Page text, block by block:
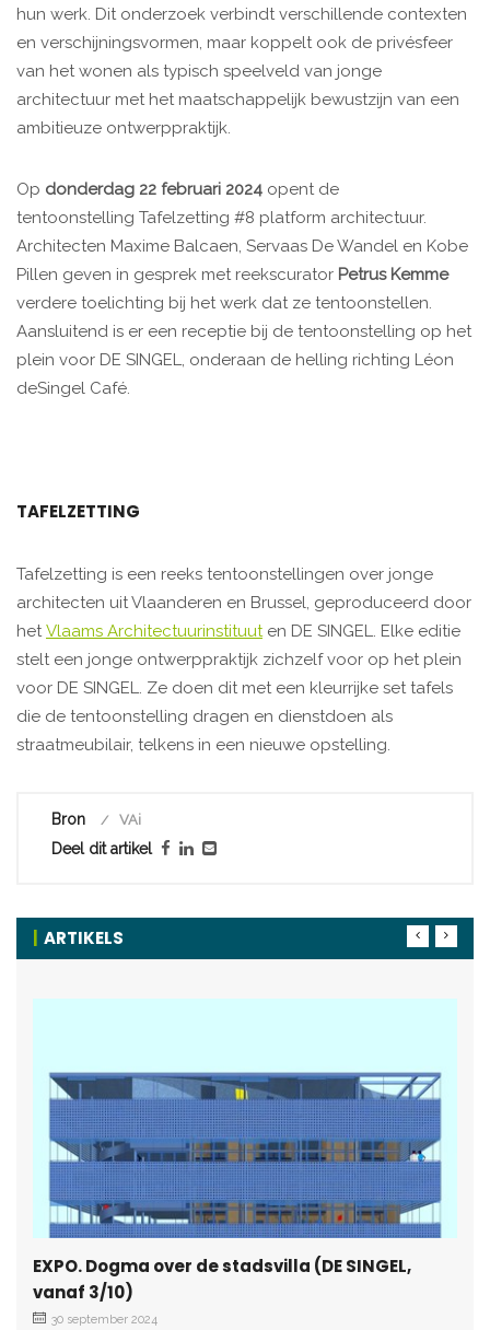
hun werk. Dit onderzoek verbindt verschillende contexten
en verschijningsvormen, maar koppelt ook de privésfeer
van het wonen als typisch speelveld van jonge
architectuur met het maatschappelijk bewustzijn van een
ambitieuze ontwerppraktijk.
Op donderdag 22 februari 2024 opent de
tentoonstelling Tafelzetting #8 platform architectuur.
Architecten Maxime Balcaen, Servaas De Wandel en Kobe
Pillen geven in gesprek met reekscurator Petrus Kemme
verdere toelichting bij het werk dat ze tentoonstellen.
Aansluitend is er een receptie bij de tentoonstelling op het
plein voor DE SINGEL, onderaan de helling richting Léon
deSingel Café.
TAFELZETTING
Tafelzetting is een reeks tentoonstellingen over jonge
architecten uit Vlaanderen en Brussel, geproduceerd door
hetVlaams Architectuurinstituuten DE SINGEL. Elke editie
stelt een jonge ontwerppraktijk zichzelf voor op het plein
voor DE SINGEL. Ze doen dit met een kleurrijke set tafels
die de tentoonstelling dragen en dienstdoen als
straatmeubilair, telkens in een nieuwe opstelling.
Bron VAi
Deel dit artikel
ARTIKELS
EXPO. Dogma over de stadsvilla (DE SINGEL,
vanaf 3/10)
30 september 2024